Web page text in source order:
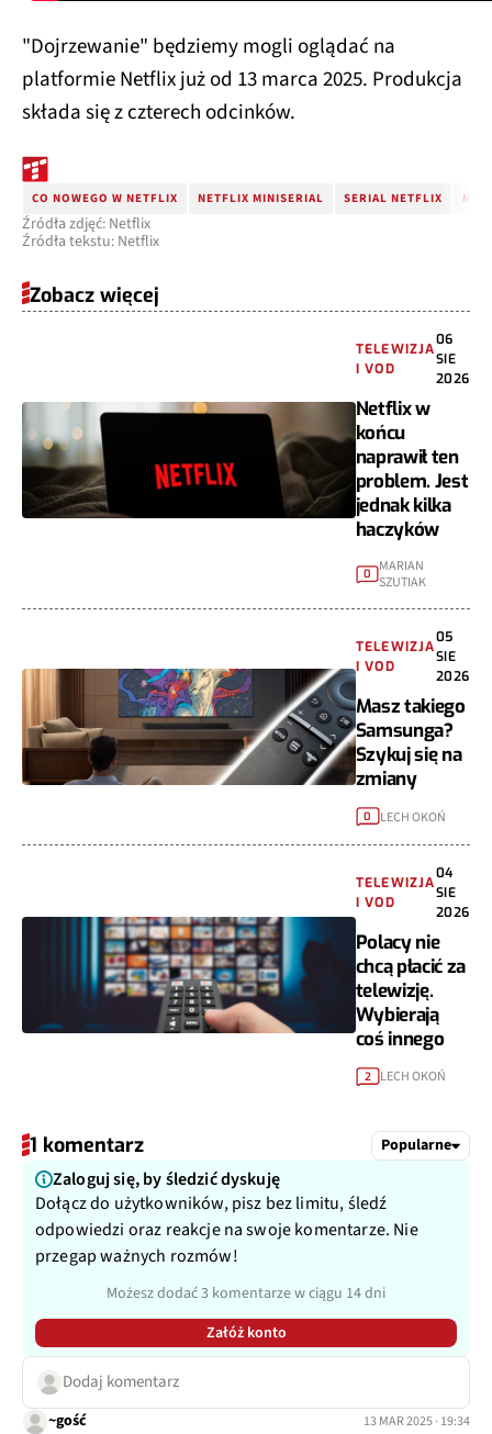
"Dojrzewanie" będziemy mogli oglądać na
platformie Netflix już od 13 marca 2025. Produkcja
składa się z czterech odcinków.
CO NOWEGO W NETFLIX NETFLIX MINISERIAL SERIAL NETFLIX
Źródła zdjęć: Netflix
Źródła tekstu: Netflix
Zobacz więcej
TELEWIZJA
I VOD
06
SIE
2026
Netflix w
końcu
naprawił ten
problem. Jest
jednak kilka
haczyków
0
MARIAN
SZUTIAK
TELEWIZJA
I VOD
05
SIE
2026
Masz takiego
Samsunga?
Szykuj się na
zmiany
0 LECH OKOŃ
TELEWIZJA
I VOD
04
SIE
2026
Polacy nie
chcą płacić za
telewizję.
Wybierają
coś innego
2 LECH OKOŃ
1 komentarz Popularne
Zaloguj się, by śledzić dyskuję
Dołącz do użytkowników, pisz bez limitu, śledź
odpowiedzi oraz reakcje na swoje komentarze. Nie
przegap ważnych rozmów!
Możesz dodać 3 komentarze w ciągu 14 dni
Załóż konto
Dodaj komentarz
~gość 13 MAR 2025 · 19:34